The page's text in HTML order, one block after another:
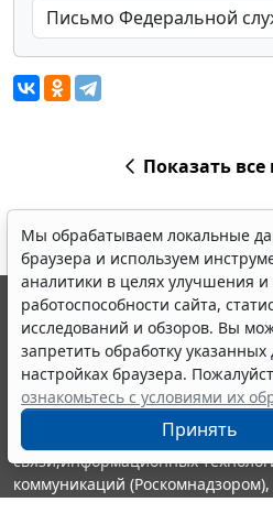
Показать
Мы обрабатываем локальные
браузера и используем
аналитики в целях улучшения и
работоспособности сайта,
исследований и обзоров. Вы
запретить обработку
настройках браузера.
ознакомьтесь с условиями их
Принять
© ООО "НПП "ГАРАНТ-СЕРВИС",
выпускается с 1990 года.
являются участниками
информации ГАРАНТ.
Портал ГАРАНТ.РУ
издания Федеральной службой
связи,информационных
коммуникаций